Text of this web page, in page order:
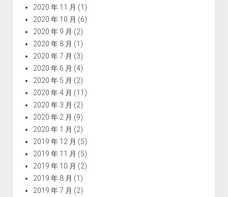
2020 年 11 月 (1)
2020 年 10 月 (6)
2020 年 9 月 (2)
2020 年 8 月 (1)
2020 年 7 月 (3)
2020 年 6 月 (4)
2020 年 5 月 (2)
2020 年 4 月 (11)
2020 年 3 月 (2)
2020 年 2 月 (9)
2020 年 1 月 (2)
2019 年 12 月 (5)
2019 年 11 月 (5)
2019 年 10 月 (2)
2019 年 8 月 (1)
2019 年 7 月 (2)